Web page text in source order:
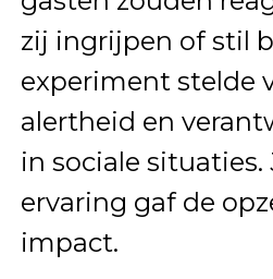
zij ingrijpen of stil
experiment stelde
alertheid en
in sociale situaties.
ervaring gaf de
impact.